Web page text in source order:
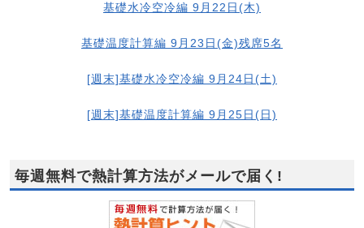
基礎水冷空冷編 9月22日(木)
基礎温度計算編 9月23日(金)残席5名
[週末]基礎水冷空冷編 9月24日(土)
[週末]基礎温度計算編 9月25日(日)
毎週無料で熱計算方法がメールで届く!